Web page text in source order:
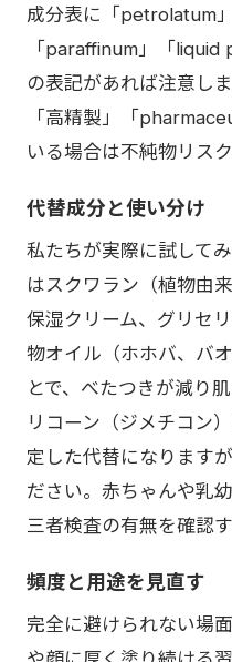
成分表に「petrolatum
「paraffinum」「
の表記があれば注意し
「高精製」「
いる場合は不純物リス
代替成分と使い分け
私たちが実際に試して
はスクワラン（植物由
保湿クリーム、グリセ
物オイル（ホホバ、バ
とで、べたつきが減り
リコーン（ジメチコン
定した代替になります
ださい。赤ちゃんや乳
三者検査の有無を確認
頻度と用途を見直す
完全に避けられない場